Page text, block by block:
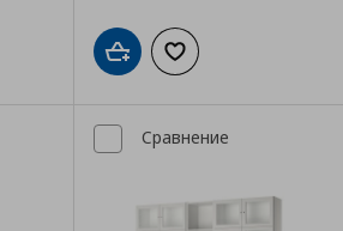
с любимиДобави в кошницата
Добави към
Сравнение